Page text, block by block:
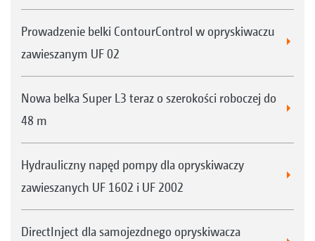
Prowadzenie belki ContourControl w opryskiwaczu
zawieszanym UF 02
Nowa belka Super L3 teraz o szerokości roboczej do
48 m
Hydrauliczny napęd pompy dla opryskiwaczy
zawieszanych UF 1602 i UF 2002
DirectInject dla samojezdnego opryskiwacza